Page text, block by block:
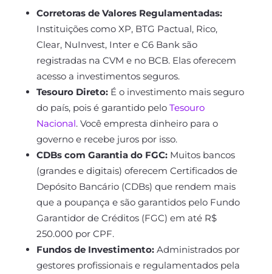
Corretoras de Valores Regulamentadas:
Instituições como XP, BTG Pactual, Rico,
Clear, NuInvest, Inter e C6 Bank são
registradas na CVM e no BCB. Elas oferecem
acesso a investimentos seguros.
Tesouro Direto:É o investimento mais seguro
do país, pois é garantido pelo Tesouro
Nacional. Você empresta dinheiro para o
governo e recebe juros por isso.
CDBs com Garantia do FGC:Muitos bancos
(grandes e digitais) oferecem Certificados de
Depósito Bancário (CDBs) que rendem mais
que a poupança e são garantidos pelo Fundo
Garantidor de Créditos (FGC) em até R$
250.000 por CPF.
Fundos de Investimento:Administrados por
gestores profissionais e regulamentados pela